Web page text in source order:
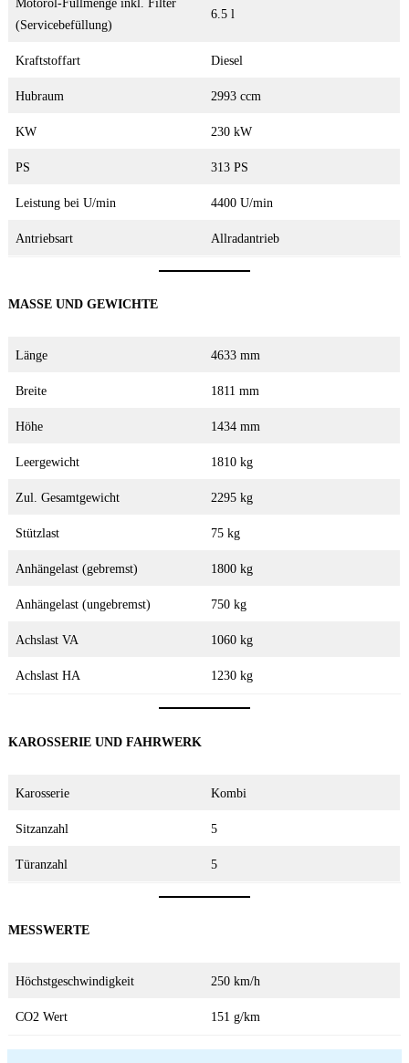
(Servicebefüllung)
6.5 l
Kraftstoffart Diesel
Hubraum 2993 ccm
KW 230 kW
PS 313 PS
Leistung bei U/min 4400 U/min
Antriebsart Allradantrieb
MASSE UND GEWICHTE
Länge 4633 mm
Breite 1811 mm
Höhe 1434 mm
Leergewicht 1810 kg
Zul. Gesamtgewicht 2295 kg
Stützlast 75 kg
Anhängelast (gebremst) 1800 kg
Anhängelast (ungebremst) 750 kg
Achslast VA 1060 kg
Achslast HA 1230 kg
KAROSSERIE UND FAHRWERK
Karosserie Kombi
Sitzanzahl 5
Türanzahl 5
MESSWERTE
Höchstgeschwindigkeit 250 km/h
CO2 Wert 151 g/km